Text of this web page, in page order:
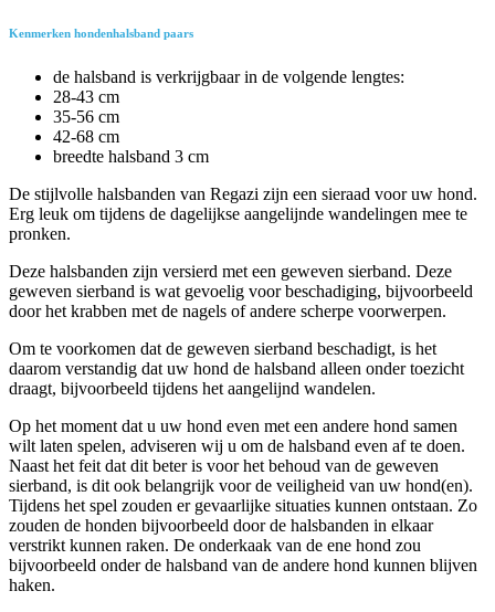
Kenmerken hondenhalsband paars
de halsband is verkrijgbaar in de volgende lengtes:
28-43 cm
35-56 cm
42-68 cm
breedte halsband 3 cm
De stijlvolle halsbanden van Regazi zijn een sieraad voor uw hond.
Erg leuk om tijdens de dagelijkse aangelijnde wandelingen mee te
pronken.
Deze halsbanden zijn versierd met een geweven sierband. Deze
geweven sierband is wat gevoelig voor beschadiging, bijvoorbeeld
door het krabben met de nagels of andere scherpe voorwerpen.
Om te voorkomen dat de geweven sierband beschadigt, is het
daarom verstandig dat uw hond de halsband alleen onder toezicht
draagt, bijvoorbeeld tijdens het aangelijnd wandelen.
Op het moment dat u uw hond even met een andere hond samen
wilt laten spelen, adviseren wij u om de halsband even af te doen.
Naast het feit dat dit beter is voor het behoud van de geweven
sierband, is dit ook belangrijk voor de veiligheid van uw hond(en).
Tijdens het spel zouden er gevaarlijke situaties kunnen ontstaan. Zo
zouden de honden bijvoorbeeld door de halsbanden in elkaar
verstrikt kunnen raken. De onderkaak van de ene hond zou
bijvoorbeeld onder de halsband van de andere hond kunnen blijven
haken.